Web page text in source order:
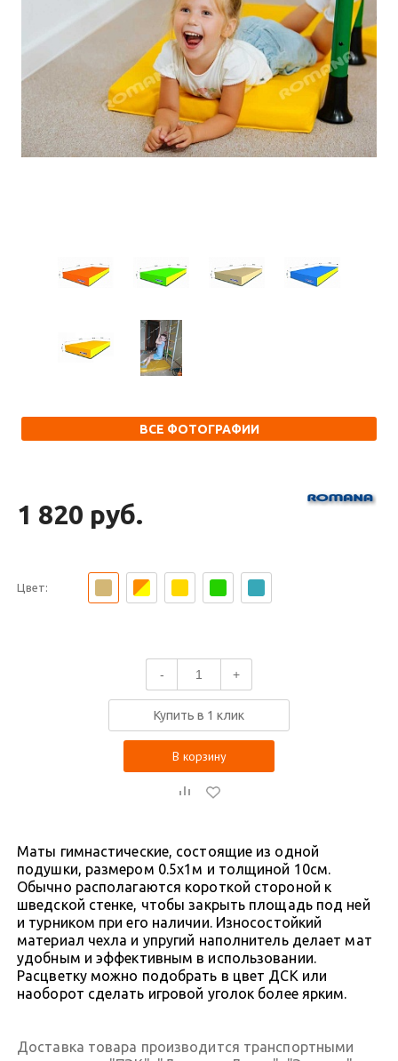
ВСЕ ФОТОГРАФИИ
1 820 руб.
Цвет:
- +
Купить в 1 клик
В корзину
Маты гимнастические, состоящие из одной
подушки, размером 0.5x1м и толщиной 10см.
Обычно располагаются короткой стороной к
шведской стенке, чтобы закрыть площадь под ней
и турником при его наличии. Износостойкий
материал чехла и упругий наполнитель делает мат
удобным и эффективным в использовании.
Расцветку можно подобрать в цвет ДСК или
наоборот сделать игровой уголок более ярким.
Доставка товара производится транспортными